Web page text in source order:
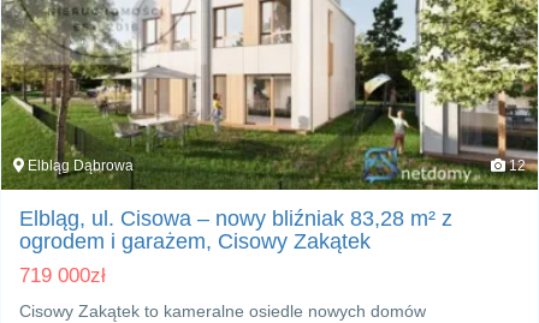
Elbląg Dąbrowa 12
Elbląg, ul. Cisowa – nowy bliźniak 83,28 m² z
ogrodem i garażem, Cisowy Zakątek
719 000zł
Cisowy Zakątek to kameralne osiedle nowych domów